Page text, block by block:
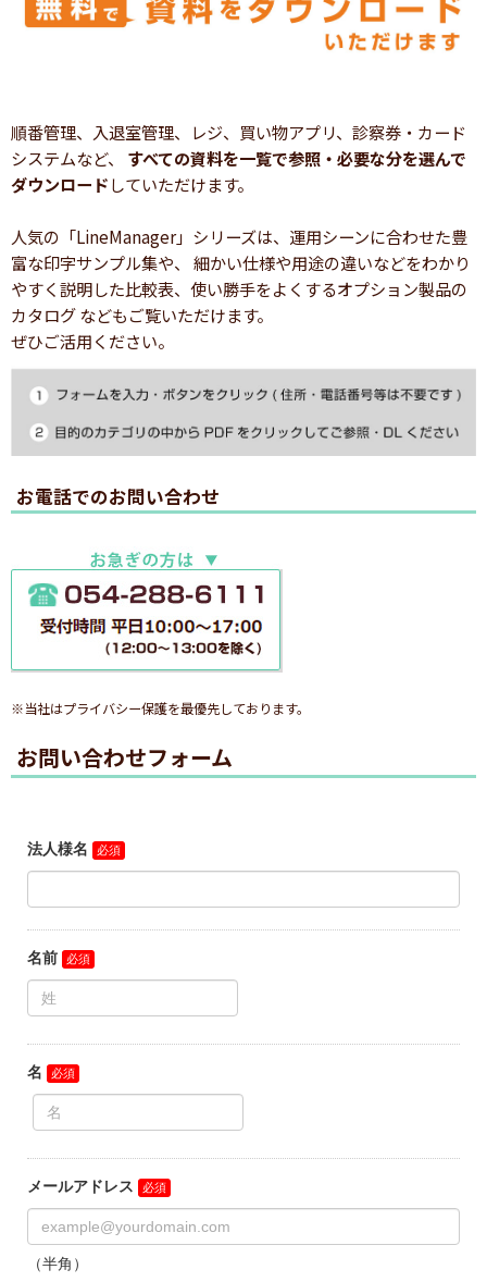
順番管理、入退室管理、レジ、買い物アプリ、診察券・カード
システムなど、 すべての資料を一覧で参照・必要な分を選んで
ダウンロードしていただけます。
人気の「LineManager」シリーズは、運用シーンに合わせた豊
富な印字サンプル集や、 細かい仕様や用途の違いなどをわかり
やすく説明した比較表、使い勝手をよくするオプション製品の
カタログ などもご覧いただけます。
ぜひご活用ください。
お電話でのお問い合わせ
※当社はプライバシー保護を最優先しております。
お問い合わせフォーム